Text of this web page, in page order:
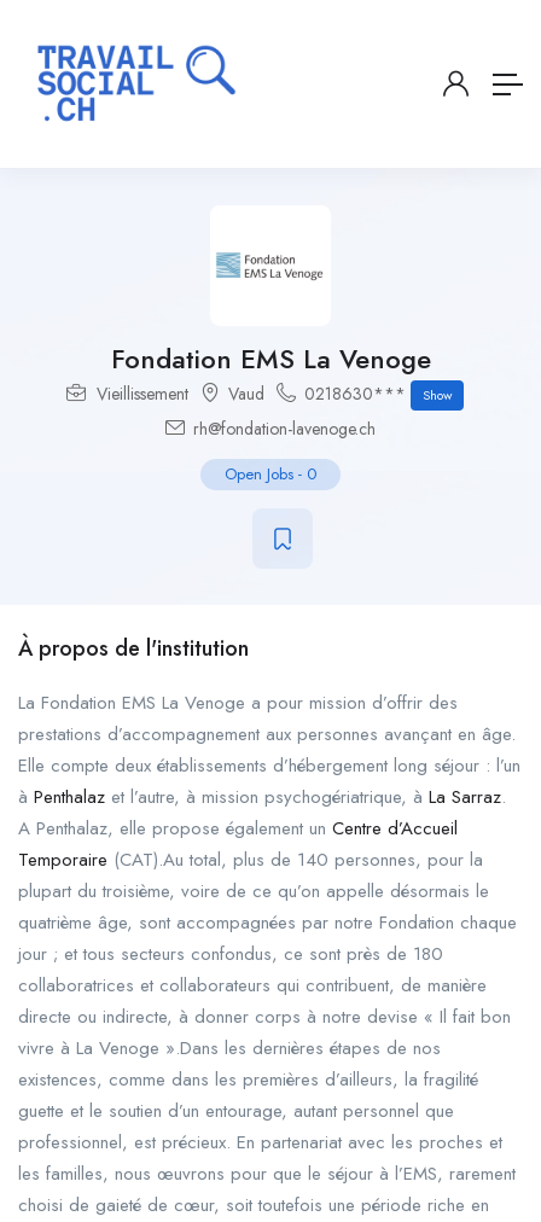
Fondation EMS La Venoge
Vieillissement Vaud 0218630*** Show
rh@fondation-lavenoge.ch
Open Jobs - 0
À propos de l'institution
La Fondation EMS La Venoge a pour mission d’offrir des
prestations d’accompagnement aux personnes avançant en âge.
Elle compte deux établissements d’hébergement long séjour : l’un
à Penthalaz et l’autre, à mission psychogériatrique, à La Sarraz.
A Penthalaz, elle propose également un Centre d’Accueil
Temporaire (CAT).Au total, plus de 140 personnes, pour la
plupart du troisième, voire de ce qu’on appelle désormais le
quatrième âge, sont accompagnées par notre Fondation chaque
jour ; et tous secteurs confondus, ce sont près de 180
collaboratrices et collaborateurs qui contribuent, de manière
directe ou indirecte, à donner corps à notre devise « Il fait bon
vivre à La Venoge ».Dans les dernières étapes de nos
existences, comme dans les premières d’ailleurs, la fragilité
guette et le soutien d’un entourage, autant personnel que
professionnel, est précieux. En partenariat avec les proches et
les familles, nous œuvrons pour que le séjour à l’EMS, rarement
choisi de gaieté de cœur, soit toutefois une période riche en